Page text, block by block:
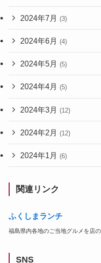
2024年7月 (3)
2024年6月 (4)
2024年5月 (5)
2024年4月 (5)
2024年3月 (12)
2024年2月 (12)
2024年1月 (6)
関連リンク
ふくしまランチ
福島県内各地のご当地グルメを店
SNS